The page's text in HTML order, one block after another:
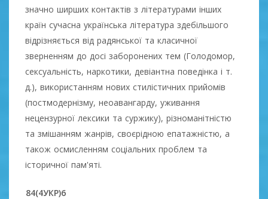
значно ширших контактів з літературами інших
країн сучасна українська література здебільшого
відрізняється від радянської та класичної
зверненням до досі заборонених тем (Голодомор,
сексуальність, наркотики, девіантна поведінка і т.
д.), використанням нових стилістичних прийомів
(постмодернізму, неоавангарду, уживання
нецензурної лексики та суржику), різноманітністю
та змішанням жанрів, своєрідною епатажністю, а
також осмисленням соціальних проблем та
історичної пам'яті.
84(4УКР)6